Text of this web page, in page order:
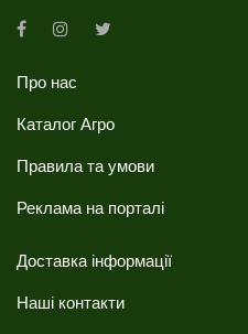
Про нас
Каталог Агро
Правила та умови
Реклама на порталі
Доставка інформації
Наші контакти